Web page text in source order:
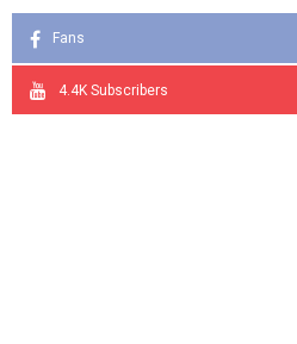
Fans
4.4K Subscribers